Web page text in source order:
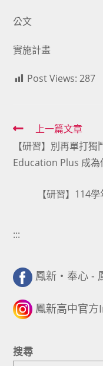
公文
實施計畫
Post Views: 287
Read
more
articles
上一篇文章
【研習】別再單打
Education Plus 成
【研習】114
:::
鳳新・奉心 -
鳳新高中官
搜尋